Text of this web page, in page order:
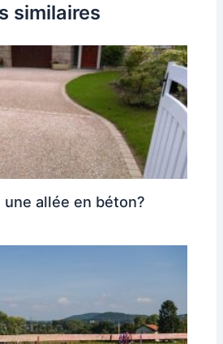
similaires
allée en béton?